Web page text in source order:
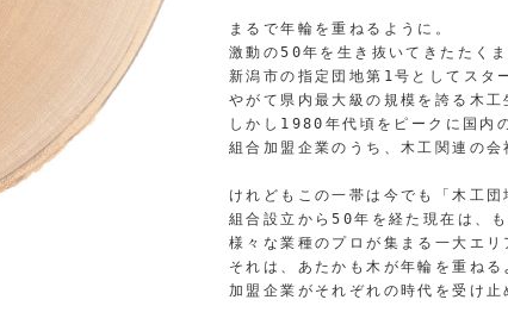
まるで年輪を重ねるように。
激動の50年を生き抜いてきたたく
新潟市の指定団地第1号としてスタ
やがて県内最大級の規模を誇る木
しかし1980年代頃をピークに国内
組合加盟企業のうち、木工関連の
けれどもこの一帯は今でも「木工
組合設立から50年を経た現在は、
様々な業種のプロが集まる一大エ
それは、あたかも木が年輪を重ねる
加盟企業がそれぞれの時代を受け